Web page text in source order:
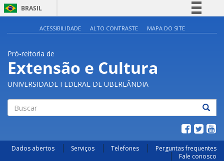
BRASIL
Acesso à informação
Legislação
Canais
ACESSIBILIDADE ALTO CONTRASTE MAPA DO SITE
Pró-reitoria de
Extensão e Cultura
UNIVERSIDADE FEDERAL DE UBERLÂNDIA
Dados abertos Serviços Telefones
Perguntas frequentes
Fale conosco